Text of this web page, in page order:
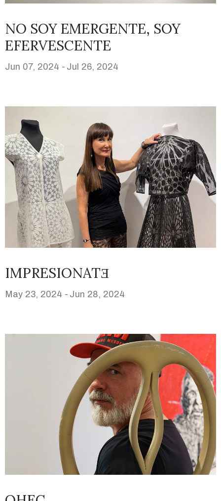
NO SOY EMERGENTE, SOY
EFERVESCENTE
Jun 07, 2024 - Jul 26, 2024
IMPRESIONATƎ
May 23, 2024 - Jun 28, 2024